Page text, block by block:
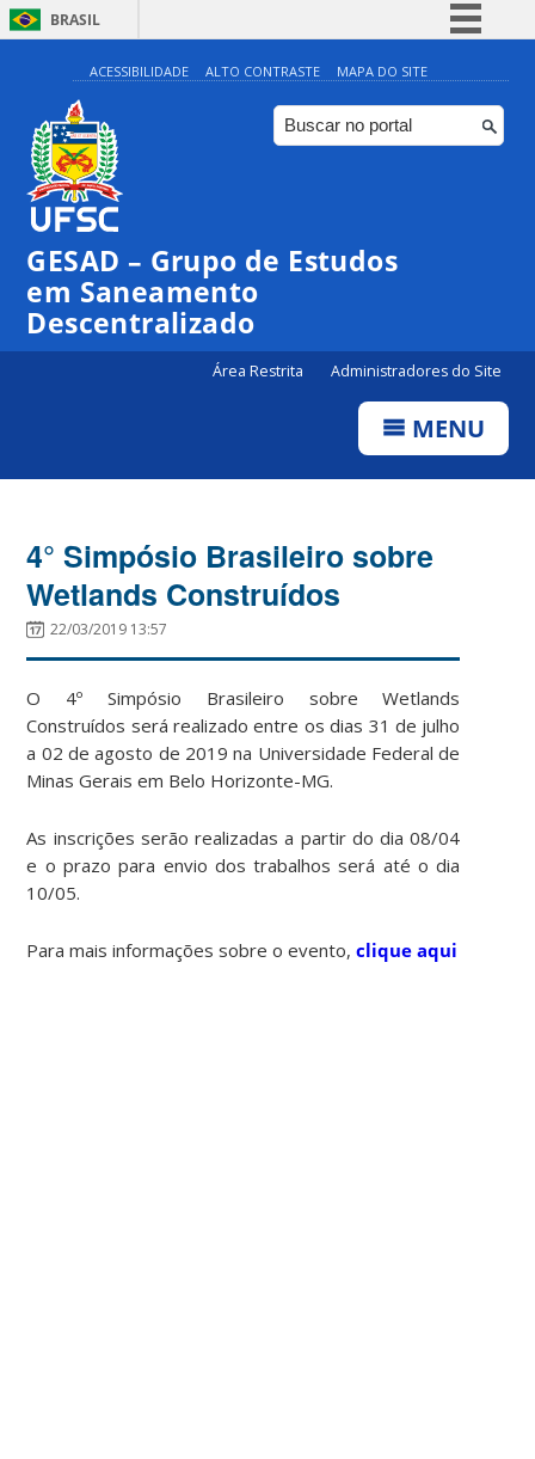
BRASIL
Simplifique!
Comunica BR
Participe
Canais
ACESSIBILIDADE ALTO CONTRASTE MAPA DO SITE
GESAD – Grupo de Estudos
em Saneamento
Descentralizado
Área Restrita Administradores do Site
MENU
4° Simpósio Brasileiro sobre
Wetlands Construídos
22/03/2019 13:57
O 4º Simpósio Brasileiro sobre Wetlands
Construídos será realizado entre os dias 31 de julho
a 02 de agosto de 2019 na Universidade Federal de
Minas Gerais em Belo Horizonte-MG.
As inscrições serão realizadas a partir do dia 08/04
e o prazo para envio dos trabalhos será até o dia
10/05.
Para mais informações sobre o evento,clique aqui